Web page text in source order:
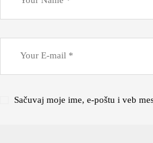
Sačuvaj moje ime, e-poštu i veb